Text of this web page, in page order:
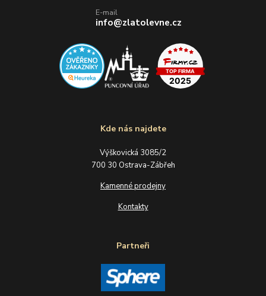
Kde nás najdete
Výškovická 3085/2
700 30 Ostrava-Zábřeh
Kamenné prodejny
Kontakty
Partneři
E-mail
info@zlatolevne.cz